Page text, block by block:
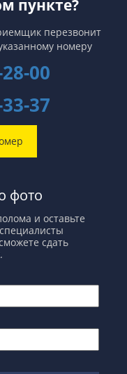
пункте?
перезвонит
номеру
00
37
фото
и оставьте
сдать